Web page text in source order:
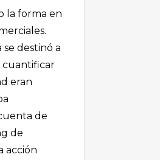
la forma en
destinó a
cuantificar
eran
de
de
acción